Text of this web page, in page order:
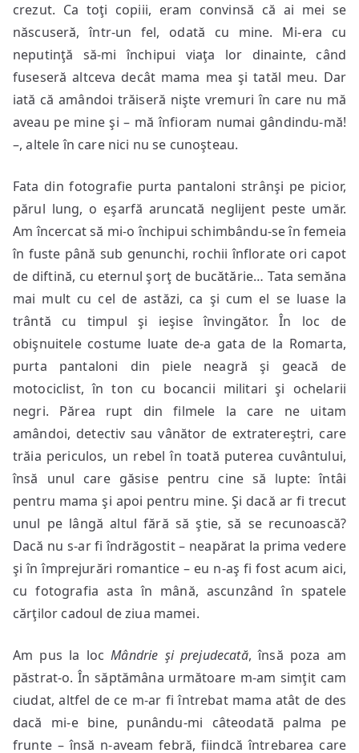
crezut. Ca toţi copiii, eram convinsă că ai mei se
născuseră, într-un fel, odată cu mine. Mi-era cu
neputinţă să-mi închipui viaţa lor dinainte, când
fuseseră altceva decât mama mea şi tatăl meu. Dar
iată că amândoi trăiseră nişte vremuri în care nu mă
aveau pe mine şi – mă înfioram numai gândindu-mă!
–, altele în care nici nu se cunoşteau.
Fata din fotografie purta pantaloni strânşi pe picior,
părul lung, o eşarfă aruncată neglijent peste umăr.
Am încercat să mi-o închipui schimbându-se în femeia
în fuste până sub genunchi, rochii înflorate ori capot
de diftină, cu eternul şorţ de bucătărie… Tata semăna
mai mult cu cel de astăzi, ca şi cum el se luase la
trântă cu timpul şi ieşise învingător. În loc de
obişnuitele costume luate de-a gata de la Romarta,
purta pantaloni din piele neagră şi geacă de
motociclist, în ton cu bocancii militari şi ochelarii
negri. Părea rupt din filmele la care ne uitam
amândoi, detectiv sau vânător de extratereştri, care
trăia periculos, un rebel în toată puterea cuvântului,
însă unul care găsise pentru cine să lupte: întâi
pentru mama şi apoi pentru mine. Şi dacă ar fi trecut
unul pe lângă altul fără să ştie, să se recunoască?
Dacă nu s-ar fi îndrăgostit – neapărat la prima vedere
şi în împrejurări romantice – eu n-aş fi fost acum aici,
cu fotografia asta în mână, ascunzând în spatele
cărţilor cadoul de ziua mamei.
Am pus la locMândrie şi prejudecată, însă poza am
păstrat-o. În săptămâna următoare m-am simţit cam
ciudat, altfel de ce m-ar fi întrebat mama atât de des
dacă mi-e bine, punându-mi câteodată palma pe
frunte – însă n-aveam febră, fiindcă întrebarea care